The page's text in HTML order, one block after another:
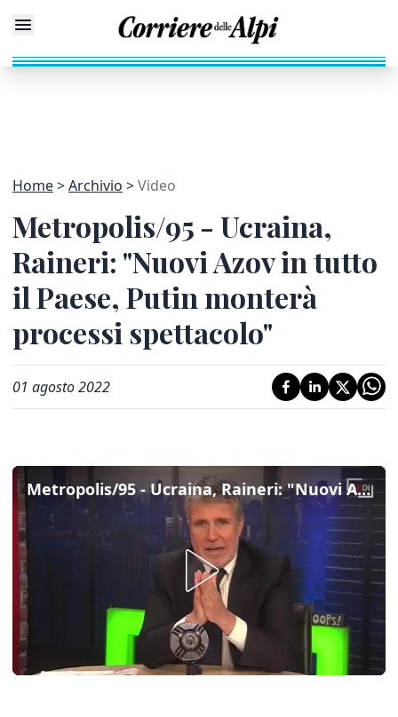
Home Archivio Video
Metropolis/95 - Ucraina,
Raineri: "Nuovi Azov in tutto
il Paese, Putin monterà
processi spettacolo"
01 agosto 2022
Metropolis/95 - Ucraina, Raineri: "Nuovi Azov in tutto il Paese, Putin monterà processi spettacolo"